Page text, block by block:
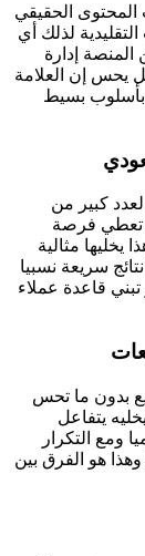
الحقيقي
لذلك أي
إدارة
يحس إن العلامة
بأسلوب بسيط
كبير من
تعطي فرصة
يخليها مثالية
سريعة نسبيا
قاعدة عملاء
بدون ما تحس
يتفاعل
ومع التكرار
هو الفرق بين